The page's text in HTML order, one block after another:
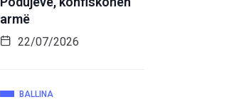
armë
22/07/2026
BALLINA